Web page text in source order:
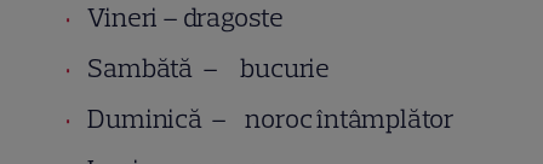
Vineri – dragoste
Sambătă – bucurie
Duminică – noroc întâmplător